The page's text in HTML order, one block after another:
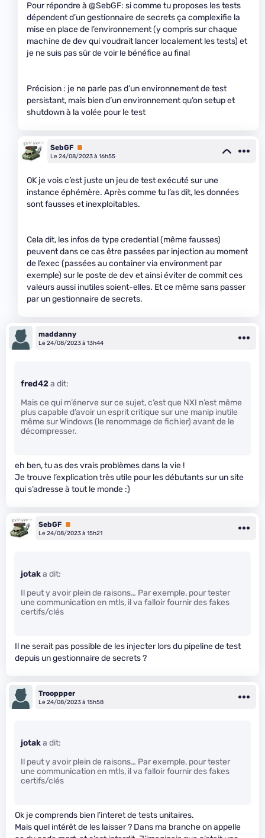
Pour répondre à @SebGF: si comme tu proposes les tests
dépendent d’un gestionnaire de secrets ça complexifie la
mise en place de l’environnement (y compris sur chaque
machine de dev qui voudrait lancer localement les tests) et
je ne suis pas sûr de voir le bénéfice au final
Précision : je ne parle pas d’un environnement de test
persistant, mais bien d’un environnement qu’on setup et
shutdown à la volée pour le test
SebGF Premium
Le 24/08/2023 à 16h55
OK je vois c’est juste un jeu de test exécuté sur une
instance éphémère. Après comme tu l’as dit, les données
sont fausses et inexploitables.
Cela dit, les infos de type credential (même fausses)
peuvent dans ce cas être passées par injection au moment
de l’exec (passées au container via environment par
exemple) sur le poste de dev et ainsi éviter de commit ces
valeurs aussi inutiles soient-elles. Et ce même sans passer
par un gestionnaire de secrets.
maddanny
Le 24/08/2023 à 13h44
fred42a dit:
Mais ce qui m’énerve sur ce sujet, c’est que NXI n’est même
plus capable d’avoir un esprit critique sur une manip inutile
même sur Windows (le renommage de fichier) avant de le
décompresser.
eh ben, tu as des vrais problèmes dans la vie !
Je trouve l’explication très utile pour les débutants sur un site
qui s’adresse à tout le monde :)
SebGF Premium
Le 24/08/2023 à 15h21
jotaka dit:
Il peut y avoir plein de raisons… Par exemple, pour tester
une communication en mtls, il va falloir fournir des fakes
certifs/clés
Il ne serait pas possible de les injecter lors du pipeline de test
depuis un gestionnaire de secrets ?
Trooppper
Le 24/08/2023 à 15h58
jotaka dit:
Il peut y avoir plein de raisons… Par exemple, pour tester
une communication en mtls, il va falloir fournir des fakes
certifs/clés
Ok je comprends bien l’interet de tests unitaires.
Mais quel intérêt de les laisser ? Dans ma branche on appelle